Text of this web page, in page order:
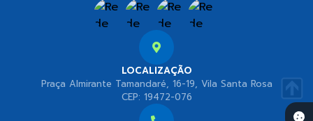
LOCALIZAÇÃO
Praça Almirante Tamandaré, 16-19, Vila Santa Rosa
CEP: 19472-076